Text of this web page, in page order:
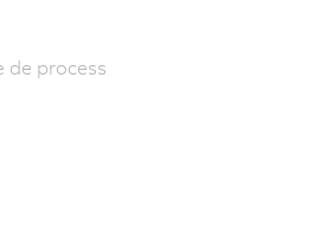
de process